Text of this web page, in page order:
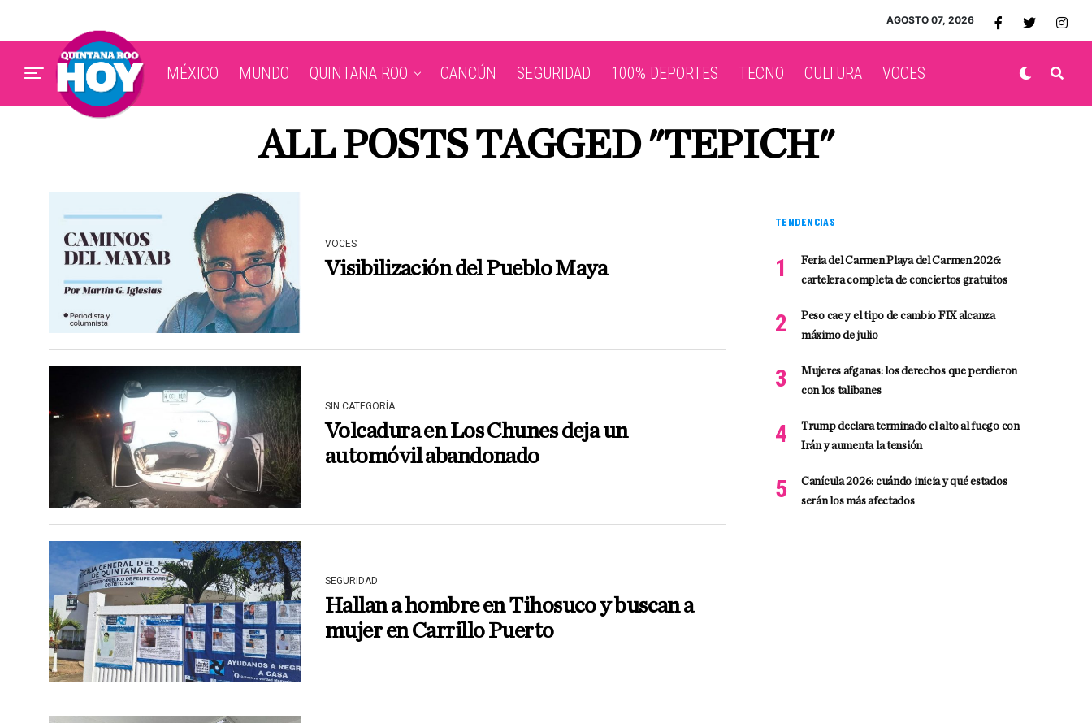
AGOSTO 07, 2026
MÉXICO MUNDO QUINTANA ROO CANCÚN SEGURIDAD 100% DEPORTES TECNO CULTURA VOCES
ALL POSTS TAGGED "TEPICH"
VOCES
Visibilización del Pueblo Maya
SIN CATEGORÍA
Volcadura en Los Chunes deja un
automóvil abandonado
SEGURIDAD
Hallan a hombre en Tihosuco y buscan a
mujer en Carrillo Puerto
TENDENCIAS
Feria del Carmen Playa del Carmen 2026:
cartelera completa de conciertos gratuitos
Peso cae y el tipo de cambio FIX alcanza
máximo de julio
Mujeres afganas: los derechos que perdieron
con los talibanes
Trump declara terminado el alto al fuego con
Irán y aumenta la tensión
Canícula 2026: cuándo inicia y qué estados
serán los más afectados